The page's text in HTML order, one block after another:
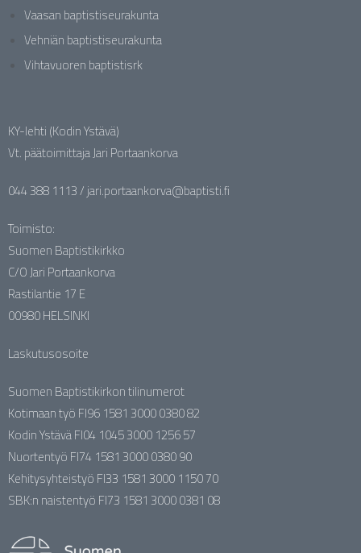
Vaasan baptistiseurakunta
Vehniän baptistiseurakunta
Vihtavuoren baptistisrk
KY-lehti (Kodin Ystävä)
Vt. päätoimittaja Jari Portaankorva
044 388 1113 / jari.portaankorva@baptisti.fi
Toimisto:
Suomen Baptistikirkko
C/O Jari Portaankorva
Rastilantie 17 E
00980 HELSINKI
Laskutusosoite
Suomen Baptistikirkon tilinumerot
Kotimaan työ FI96 1581 3000 0380 82
Kodin Ystävä FI04 1045 3000 1256 57
Nuortentyö FI74 1581 3000 0380 90
Kehitysyhteistyö FI33 1581 3000 1150 70
SBK:n naistentyö FI73 1581 3000 0381 08